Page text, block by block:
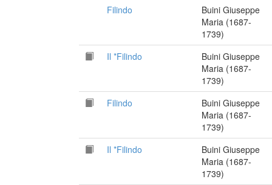
Filindo
Buini Giuseppe
Maria (1687-
1739)
Il *Filindo
Buini Giuseppe
Maria (1687-
1739)
Filindo
Buini Giuseppe
Maria (1687-
1739)
Il *Filindo
Buini Giuseppe
Maria (1687-
1739)